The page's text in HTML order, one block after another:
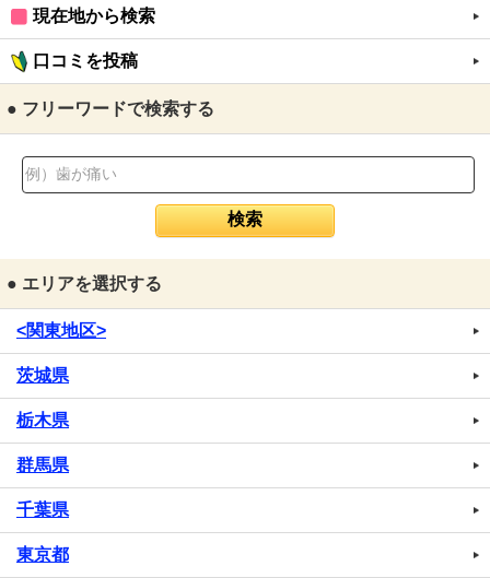
現在地から検索
口コミを投稿
● フリーワードで検索する
● エリアを選択する
<関東地区>
茨城県
栃木県
群馬県
千葉県
東京都